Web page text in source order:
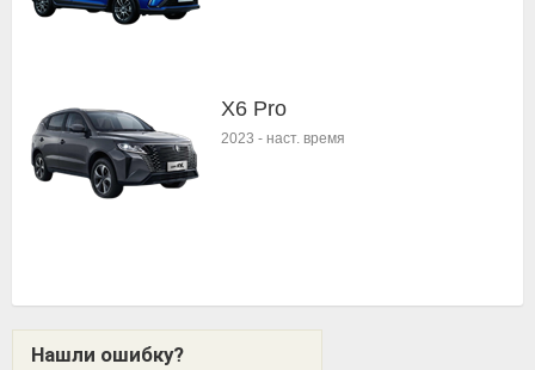
X6 Pro
2023 - наст. время
Нашли ошибку?